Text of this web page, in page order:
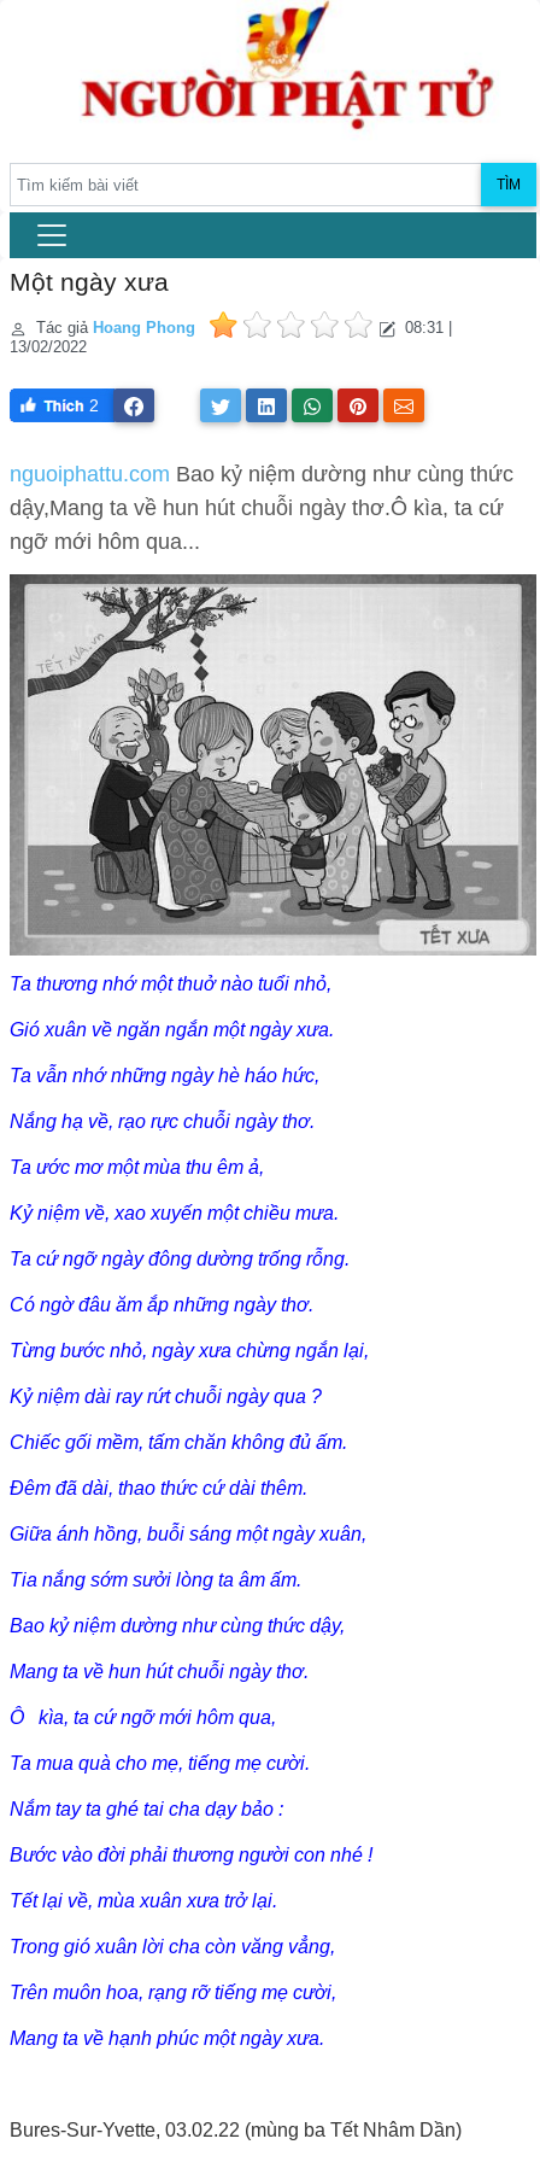
TÌM
Một ngày xưa
Tác giả Hoang Phong
08:31 |
13/02/2022
2
nguoiphattu.com Bao kỷ niệm dường như cùng thức
dậy,Mang ta về hun hút chuỗi ngày thơ.Ô kìa, ta cứ
ngỡ mới hôm qua...
Ta thương nhớ một thuở nào tuổi nhỏ,
Gió xuân về ngăn ngắn một ngày xưa.
Ta vẫn nhớ những ngày hè háo hức,
Nắng hạ về, rạo rực chuỗi ngày thơ.
Ta ước mơ một mùa thu êm ả,
Kỷ niệm về, xao xuyến một chiều mưa.
Ta cứ ngỡ ngày đông dường trống rỗng.
Có ngờ đâu ăm ắp những ngày thơ.
Từng bước nhỏ, ngày xưa chừng ngắn lại,
Kỷ niệm dài ray rứt chuỗi ngày qua ?
Chiếc gối mềm, tấm chăn không đủ ấm.
Đêm đã dài, thao thức cứ dài thêm.
Giữa ánh hồng, buỗi sáng một ngày xuân,
Tia nắng sớm sưởi lòng ta âm ấm.
Bao kỷ niệm dường như cùng thức dậy,
Mang ta về hun hút chuỗi ngày thơ.
Ô kìa, ta cứ ngỡ mới hôm qua,
Ta mua quà cho mẹ, tiếng mẹ cười.
Nắm tay ta ghé tai cha dạy bảo :
Bước vào đời phải thương người con nhé !
Tết lại về, mùa xuân xưa trở lại.
Trong gió xuân lời cha còn văng vẳng,
Trên muôn hoa, rạng rỡ tiếng mẹ cười,
Mang ta về hạnh phúc một ngày xưa.
Bures-Sur-Yvette, 03.02.22 (mùng ba Tết Nhâm Dần)